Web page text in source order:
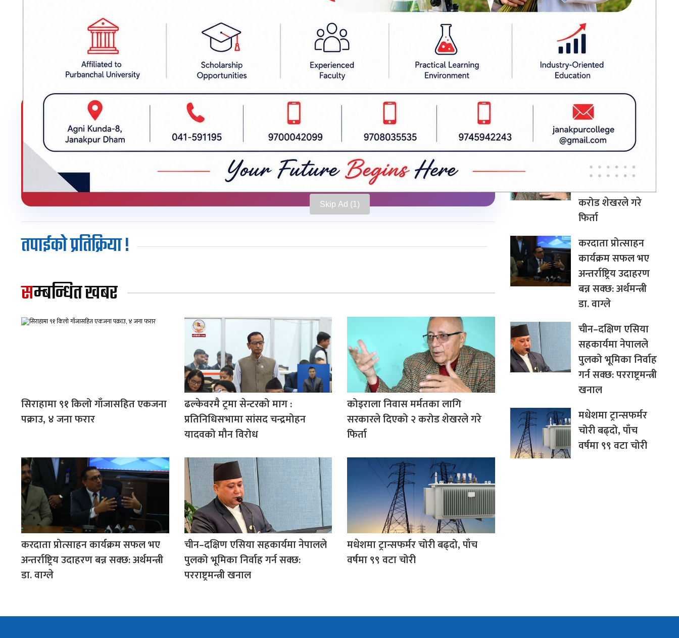
Skip Ad
मुख्यमन्त्री सतिशकुमार सिंह
मधेशपत्र
लेखक
लेखकबाट थप
तपाईको प्रतिक्रिया !
सम्बन्धित खबर
सिराहामा ९१ किलो गाँजासहित एकजना
पक्राउ, ४ जना फरार
ढल्केवरमै ट्रमा सेन्टरको माग :
प्रतिनिधिसभामा सांसद चन्द्रमोहन
यादवको मौन विरोध
कोइराला निवास मर्मतका लागि
सरकारले दिएको २ करोड शेखरले गरे
फिर्ता
करदाता प्रोत्साहन कार्यक्रम सफल भए
अन्तर्राष्ट्रिय उदाहरण बन्न सक्छ: अर्थमन्त्री
डा. वाग्ले
चीन–दक्षिण एसिया सहकार्यमा नेपालले
पुलको भूमिका निर्वाह गर्न सक्छ:
परराष्ट्रमन्त्री खनाल
मधेशमा ट्रान्सफर्मर चोरी बढ्दो, पाँच
वर्षमा ९९ वटा चोरी
सिराहामा ९१ किलो
गाँजासहित एकजना
पक्राउ, ४ जना फरार
ढल्केवरमै ट्रमा
प्रतिनिधिसभामा
सांसद चन्द्रमोहन
यादवको मौन विरोध
कोइराला निवास
मर्मतका लागि
सरकारले दिएको २
करोड शेखरले गरे
फिर्ता
करदाता प्रोत्साहन
कार्यक्रम सफल भए
अन्तर्राष्ट्रिय उदाहरण
बन्न सक्छ: अर्थमन्त्री
डा. वाग्ले
चीन–दक्षिण एसिया
सहकार्यमा नेपालले
पुलको भूमिका निर्वाह
गर्न सक्छ: परराष्ट्रमन्त्री
खनाल
मधेशमा ट्रान्सफर्मर
चोरी बढ्दो, पाँच
वर्षमा ९९ वटा चोरी